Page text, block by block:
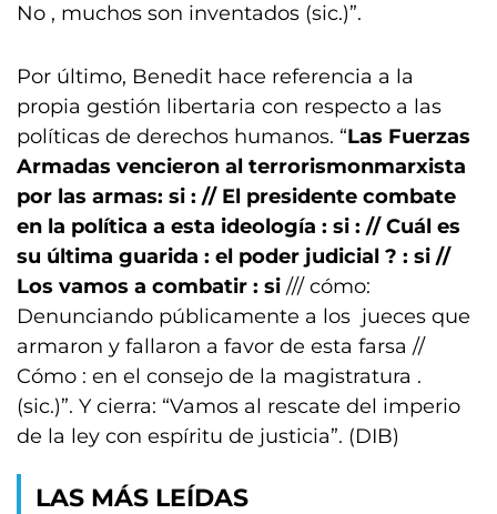
No , muchos son inventados (sic.)”.
Por último, Benedit hace referencia a la
propia gestión libertaria con respecto a las
políticas de derechos humanos. “Las Fuerzas
Armadas vencieron al terrorismonmarxista
por las armas: si : // El presidente combate
en la política a esta ideología : si : // Cuál es
su última guarida : el poder judicial ? : si //
Los vamos a combatir : si /// cómo:
Denunciando públicamente a los jueces que
armaron y fallaron a favor de esta farsa //
Cómo : en el consejo de la magistratura .
(sic.)”. Y cierra: “Vamos al rescate del imperio
de la ley con espíritu de justicia”. (DIB)
LAS MÁS LEÍDAS